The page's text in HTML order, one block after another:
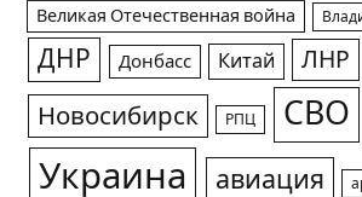
Великая Отечественная война
ДНР Донбасс Китай ЛНР
Новосибирск РПЦ СВО
Украина авиация